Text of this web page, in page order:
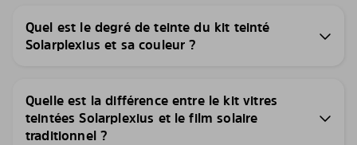
Quel est le degré de teinte du kit teinté
Solarplexius et sa couleur ?
Quelle est la différence entre le kit vitres
teintées Solarplexius et le film solaire
traditionnel ?